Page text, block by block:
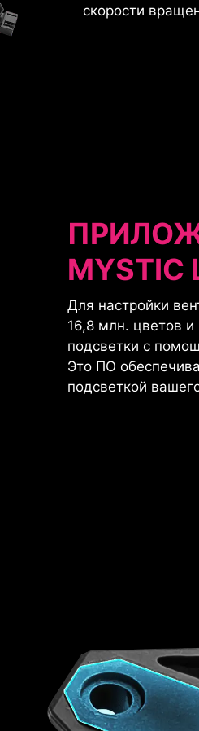
скорости
MYSTIC
Для настройки
16,8 млн. цветов
подсветки с
Это ПО
подсветкой